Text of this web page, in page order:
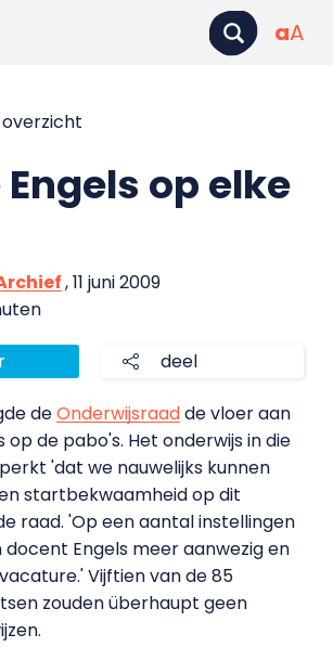
aA
op elke
, 11 juni 2009
deel
deOnderwijsraadde vloer aan
op de pabo's. Het onderwijs in die
'dat we nauwelijks kunnen
startbekwaamheid op dit
raad. 'Op een aantal instellingen
docent Engels meer aanwezig en
Vijftien van de 85
zouden überhaupt geen